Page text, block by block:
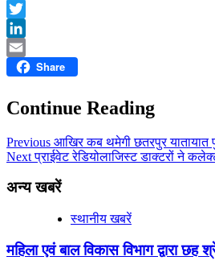
Facebook
Twitter
LinkedIn
Email Share
Continue Reading
Previous आखिर कब थमेगी छतरपुर
Nextप्राईवेट रेडियोलाजिस्ट डाक्टरों ने
अन्य खबरें
स्थानीय खबरें
महिला एवं बाल विकास विभाग द्वारा